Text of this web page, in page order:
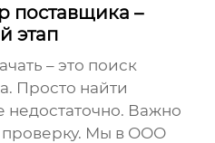
поставщика –
этап
– это поиск
Просто найти
недостаточно. Важно
проверку. Мы в ООО